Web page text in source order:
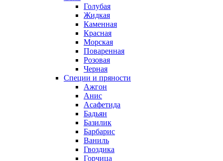
Голубая
Жидкая
Каменная
Красная
Морская
Поваренная
Розовая
Черная
Специи и пряности
Ажгон
Анис
Асафетида
Бадьян
Базилик
Барбарис
Ваниль
Гвоздика
Горчица